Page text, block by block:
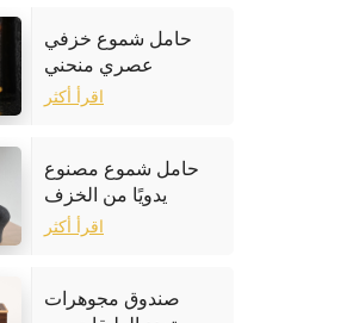
حامل شموع خزفي
عصري منحني
اقرأ أكثر
حامل شموع مصنوع
يدويًا من الخزف
الحجري
اقرأ أكثر
صندوق مجوهرات